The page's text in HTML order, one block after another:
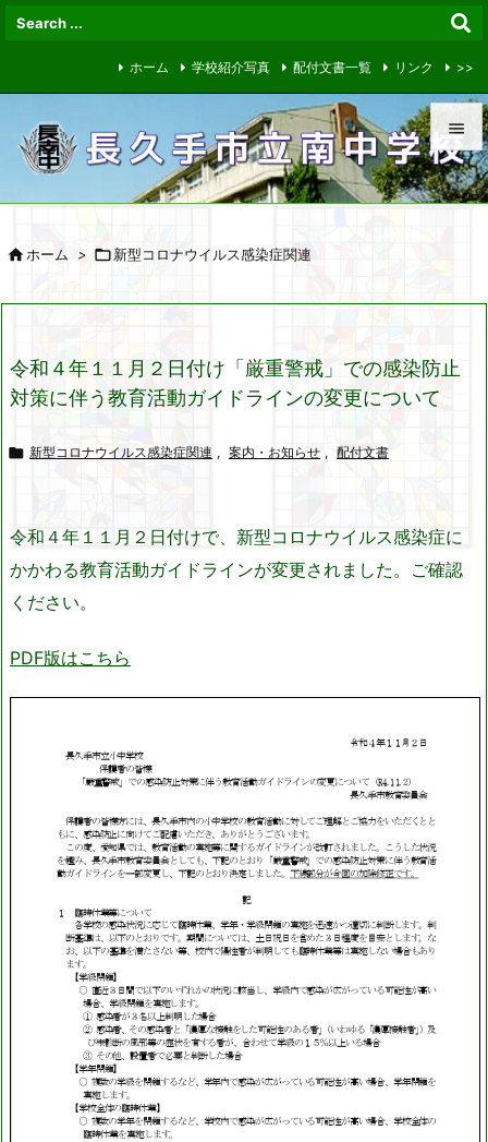


メニュ
次へ
ホーム 学校紹介写真 配付文書一覧 リンク >>
ホーム > 新型コロナウイルス感染症関連
令和４年１１月２日付け「厳重警戒」での感染防止
対策に伴う教育活動ガイドラインの変更について
 新型コロナウイルス感染症関連 , 案内・お知らせ , 配付文書
令和４年１１月２日付けで、新型コロナウイルス感染症に
かかわる教育活動ガイドラインが変更されました。ご確認
ください。
PDF版はこちら